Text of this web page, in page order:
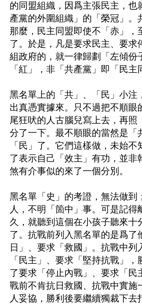
的同盟組織，因爲主張民主，也
產黨的外圍組織」的「榮冠」。
那麼，民主同盟即使不「赤」，
了。於是，凡是要求民主、要求
組政府的，就一律歸劃「左傾份
「紅」，非「共產黨」即「民主
黑名單上的「共」、「民」小注
出真憑實據來。只不過把不順眼
尾狂吠的人古腦兒寫上去，再照
分了一下。最不順眼的當然是「
「民」了。它們這樣做，未始
了表示自己「效主」有功，並非
煞有介事似的來了一個分別。
黑名單「史」的考證，無法做到
人，不明「箇中」事。可是記得
久，就聽到這個在小孩子聽來十
了。抗戰前列入黑名單的是爲了
日」、要求「救國」。抗戰中列
「民主」、要求「堅持抗戰」
了要求「停止內戰」、要求「民
戰前不肯抗日救國、抗戰中實施
人妥協，勝利後要繼續獨裁下去